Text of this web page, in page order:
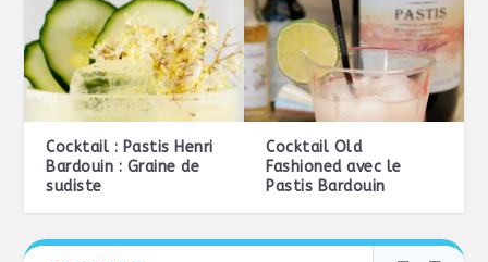
Cocktail : Pastis Henri
Bardouin : Graine de
sudiste
Cocktail Old
Fashioned avec le
Pastis Bardouin